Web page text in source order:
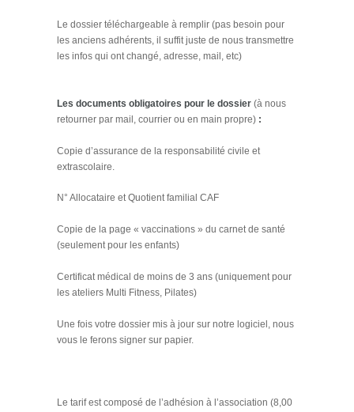
Le dossier téléchargeable à remplir (pas besoin pour
les anciens adhérents, il suffit juste de nous transmettre
les infos qui ont changé, adresse, mail, etc)
Les documents obligatoires pour le dossier (à nous
retourner par mail, courrier ou en main propre) :
Copie d’assurance de la responsabilité civile et
extrascolaire.
N° Allocataire et Quotient familial CAF
Copie de la page « vaccinations » du carnet de santé
(seulement pour les enfants)
Certificat médical de moins de 3 ans (uniquement pour
les ateliers Multi Fitness, Pilates)
Une fois votre dossier mis à jour sur notre logiciel, nous
vous le ferons signer sur papier.
Le tarif est composé de l’adhésion à l’association (8,00